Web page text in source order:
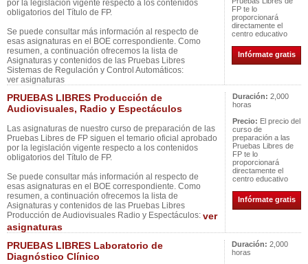
por la legislación vigente respecto a los contenidos
obligatorios del Título de FP.
Se puede consultar más información al respecto de
esas asignaturas en el BOE correspondiente. Como
resumen, a continuación ofrecemos la lista de
Asignaturas y contenidos de las Pruebas Libres
Sistemas de Regulación y Control Automáticos:
ver asignaturas
FP te lo
proporcionará
directamente el
centro educativo
Infórmate gratis
PRUEBAS LIBRES Producción de
Audiovisuales, Radio y Espectáculos
Las asignaturas de nuestro curso de preparación de las
Pruebas Libres de FP siguen el temario oficial aprobado
por la legislación vigente respecto a los contenidos
obligatorios del Título de FP.
Se puede consultar más información al respecto de
esas asignaturas en el BOE correspondiente. Como
resumen, a continuación ofrecemos la lista de
Asignaturas y contenidos de las Pruebas Libres
Producción de Audiovisuales Radio y Espectáculos: ver
asignaturas
Duración: 2,000
horas
Precio: El precio del
curso de
preparación a las
Pruebas Libres de
FP te lo
proporcionará
directamente el
centro educativo
Infórmate gratis
PRUEBAS LIBRES Laboratorio de
Diagnóstico Clínico
Duración: 2,000
horas